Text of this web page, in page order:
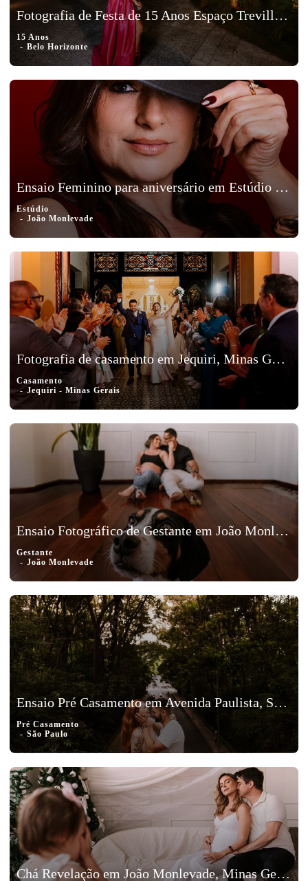
Fotografia de Festa de 15 Anos Espaço Treville na Pampulha em Belo Horizonte, MG - Alice
15 Anos
Belo Horizonte
Ensaio Feminino para aniversário em Estúdio em João Monlevade - Vaninha
Estúdio
João Monlevade
Fotografia de casamento em Jequiri, Minas Gerais - Lawanny e Marcos
Casamento
Jequiri - Minas Gerais
Ensaio Fotográfico de Gestante em João Monlevade, Minas Gerais – Isadora, Notélio e Athena
Gestante
João Monlevade
Ensaio Pré Casamento em Avenida Paulista, São Paulo - Isa e Charles
Pré Casamento
São Paulo
Chá Revelação em João Monlevade, Minas Gerais – Andresa e Vitor